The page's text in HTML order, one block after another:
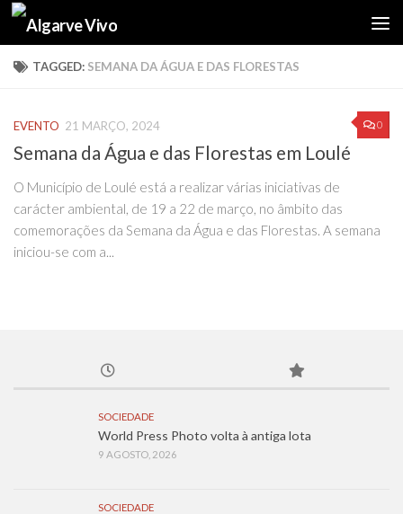
Skip to content
TAGGED: SEMANA DA ÁGUA E DAS FLORESTAS
0
EVENTO 21 MARÇO, 2024
Semana da Água e das Florestas em Loulé
O Município de Loulé está a realizar várias iniciativas de
carácter ambiental, de 19 a 22 de março, no âmbito das
comemorações da Semana da Água e das Florestas. A semana
iniciou-se com a...
SOCIEDADE
World Press Photo volta à antiga lota
9 AGOSTO, 2026
SOCIEDADE